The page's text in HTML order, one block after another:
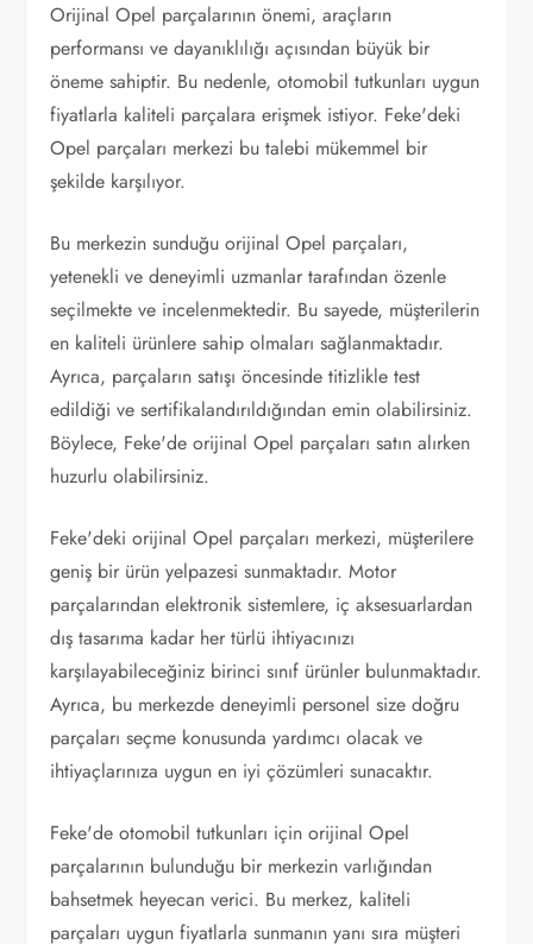
Orijinal Opel parçalarının önemi, araçların
performansı ve dayanıklılığı açısından büyük bir
öneme sahiptir. Bu nedenle, otomobil tutkunları uygun
fiyatlarla kaliteli parçalara erişmek istiyor. Feke'deki
Opel parçaları merkezi bu talebi mükemmel bir
şekilde karşılıyor.
Bu merkezin sunduğu orijinal Opel parçaları,
yetenekli ve deneyimli uzmanlar tarafından özenle
seçilmekte ve incelenmektedir. Bu sayede, müşterilerin
en kaliteli ürünlere sahip olmaları sağlanmaktadır.
Ayrıca, parçaların satışı öncesinde titizlikle test
edildiği ve sertifikalandırıldığından emin olabilirsiniz.
Böylece, Feke'de orijinal Opel parçaları satın alırken
huzurlu olabilirsiniz.
Feke'deki orijinal Opel parçaları merkezi, müşterilere
geniş bir ürün yelpazesi sunmaktadır. Motor
parçalarından elektronik sistemlere, iç aksesuarlardan
dış tasarıma kadar her türlü ihtiyacınızı
karşılayabileceğiniz birinci sınıf ürünler bulunmaktadır.
Ayrıca, bu merkezde deneyimli personel size doğru
parçaları seçme konusunda yardımcı olacak ve
ihtiyaçlarınıza uygun en iyi çözümleri sunacaktır.
Feke'de otomobil tutkunları için orijinal Opel
parçalarının bulunduğu bir merkezin varlığından
bahsetmek heyecan verici. Bu merkez, kaliteli
parçaları uygun fiyatlarla sunmanın yanı sıra müşteri